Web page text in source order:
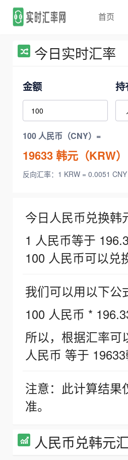
首页
今日实时汇率
金额 持
100 人民币（CNY）=
19633韩元（KRW）
反向汇率：1 KRW = 0.0051 CNY
今日人民币兑换韩
1 人民币等于
100 人民币可以兑
我们可以用以下公
100 人民币 *
所以，根据汇率可
人民币 等于
注意：此计算结果
准。
人民币兑韩元